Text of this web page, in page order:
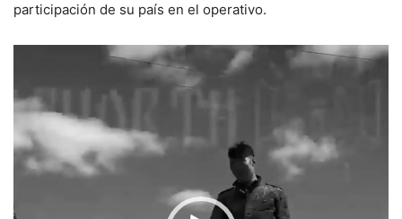
participación de su país en el operativo.
vídeo